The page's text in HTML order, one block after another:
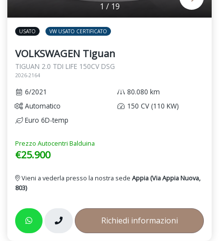
1 / 19
USATO VW USATO CERTIFICATO
VOLKSWAGEN Tiguan
TIGUAN 2.0 TDI LIFE 150CV DSG
2026-2164
6/2021
80.080 km
Automatico
150 CV (110 KW)
Euro 6D-temp
Prezzo Autocentri Balduina
€25.900
Vieni a vederla presso la nostra sede Appia (Via Appia Nuova,
803)
Richiedi informazioni